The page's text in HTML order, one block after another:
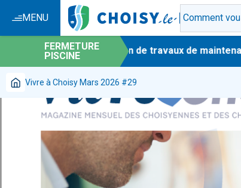
MENU
FERMETURE
PISCINE-En raison de travaux de
Vivre à Choisy Mars 2026 #29